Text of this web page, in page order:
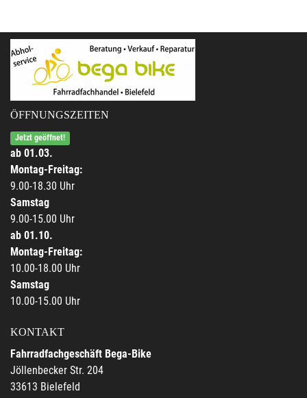
ÖFFNUNGSZEITEN
Jetzt geöffnet!
ab 01.03.
Montag-Freitag:
9.00-18.30 Uhr
Samstag
9.00-15.00 Uhr
ab 01.10.
Montag-Freitag:
10.00-18.00 Uhr
Samstag
10.00-15.00 Uhr
KONTAKT
Fahrradfachgeschäft Bega-Bike
Jöllenbecker Str. 204
33613 Bielefeld